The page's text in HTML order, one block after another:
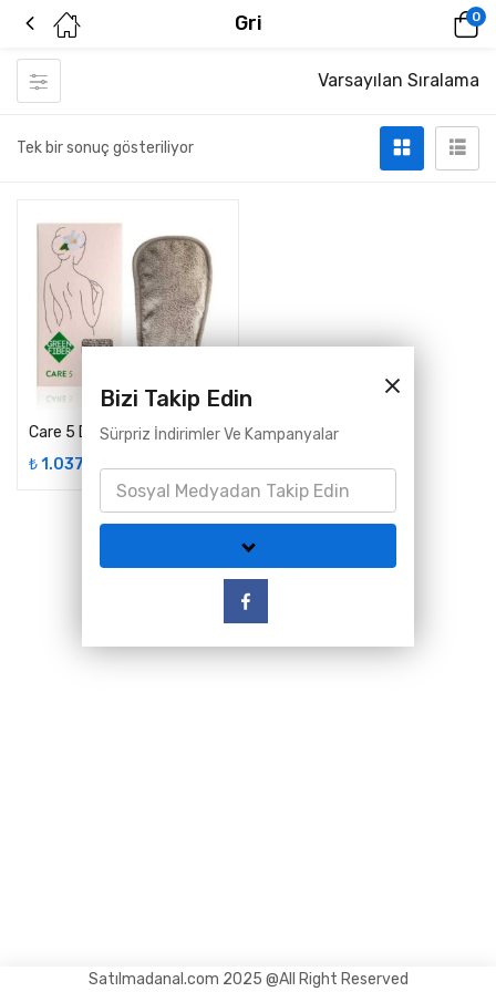
Gri 0
Satılmadanal.com 2025 @All Right Reserved
Tek bir sonuç gösteriliyor
Varsayılan Sıralama
Care 5 Duş İçin Pilling Eldiveni GreenFiber
₺1.037,00
Bizi Takip Edin
Sürpriz İndirimler Ve Kampanyalar